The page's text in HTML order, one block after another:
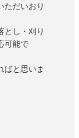
ただいおり
とし・刈り
可能で
ばと思いま